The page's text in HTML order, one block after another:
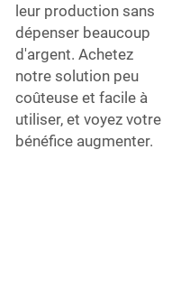
leur production sans
dépenser beaucoup
d'argent. Achetez
notre solution peu
coûteuse et facile à
utiliser, et voyez votre
bénéfice augmenter.